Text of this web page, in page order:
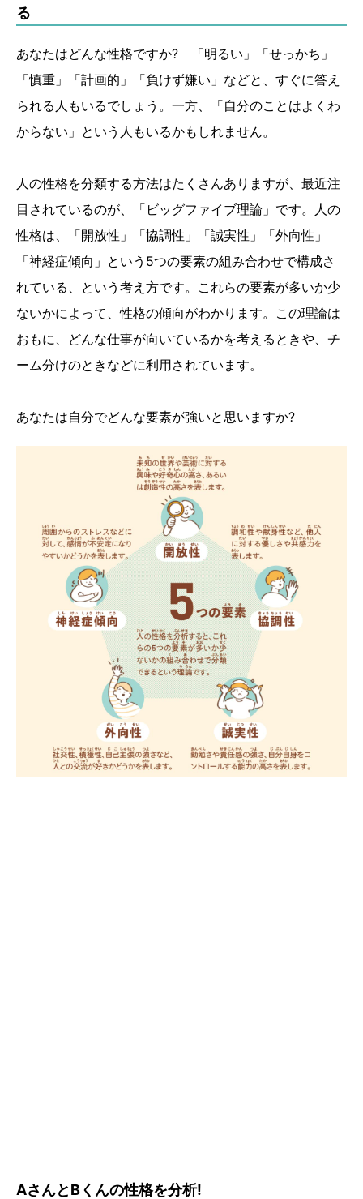
る
あなたはどんな性格ですか? 「明るい」「せっかち」
「慎重」「計画的」「負けず嫌い」などと、すぐに答え
られる人もいるでしょう。一方、「自分のことはよくわ
からない」という人もいるかもしれません。
人の性格を分類する方法はたくさんありますが、最近注
目されているのが、「ビッグファイブ理論」です。人の
性格は、「開放性」「協調性」「誠実性」「外向性」
「神経症傾向」という5つの要素の組み合わせで構成さ
れている、という考え方です。これらの要素が多いか少
ないかによって、性格の傾向がわかります。この理論は
おもに、どんな仕事が向いているかを考えるときや、チ
ーム分けのときなどに利用されています。
あなたは自分でどんな要素が強いと思いますか?
AさんとBくんの性格を分析!